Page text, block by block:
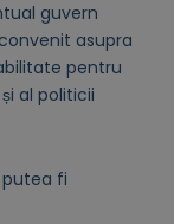
guvern
asupra
pentru
al politicii
fi